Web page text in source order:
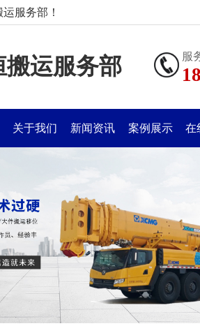
服务部！
运服务部 服
关于我们 新闻资讯 案例展示 在